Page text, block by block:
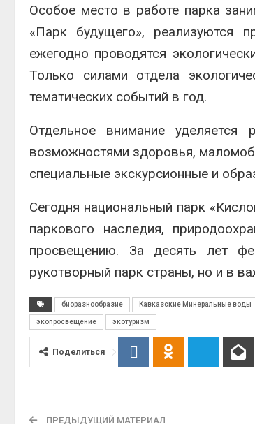
Особое место в работе парка
«Парк будущего», реализуются
ежегодно проводятся
Только силами отдела
тематических событий в год.
Отдельное внимание
возможностями здоровья,
специальные экскурсионные и
Сегодня национальный парк
паркового наследия,
просвещению. За десять лет
рукотворный парк страны, но и в
биоразнообразие Кавказские Минеральные воды
экопросвещение экотуризм
Поделиться
ПРЕДЫДУЩИЙ МАТЕРИАЛ